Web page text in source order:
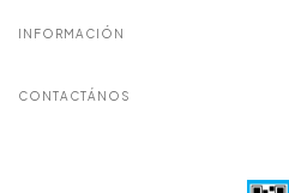
INFORMACIÓN
CONTACTÁNOS